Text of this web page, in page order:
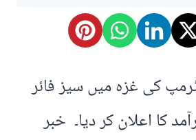
کی غزہ میں سیز فائر
کا اعلان کر دیا۔ خبر